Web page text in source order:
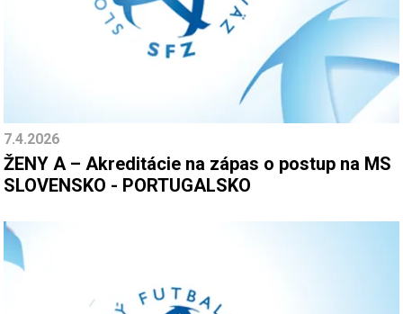
7.4.2026
ŽENY A – Akreditácie na zápas o postup na MS
SLOVENSKO - PORTUGALSKO